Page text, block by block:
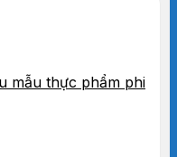
mẫu thực phẩm phi